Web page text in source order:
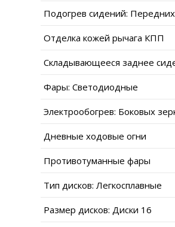
Подогрев сидений:
Отделка кожей рычага КПП
Складывающееся заднее
Фары: Светодиодные
Электрообогрев: Боковых
Дневные ходовые огни
Противотуманные фары
Тип дисков: Легкосплавные
Размер дисков: Диски 16